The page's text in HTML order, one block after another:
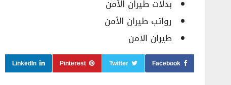
بدلات طيران الأمن
رواتب طيران الأمن
طيران الامن
Facebook
Twitter
Pinterest
LinkedIn